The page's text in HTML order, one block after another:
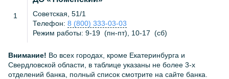
1
Советская, 51/1
Телефон: 8 (800) 333-03-03
Режим работы: 9-19(пн-пт), 10-17 (сб)
Внимание! Во всех городах, кроме Екатеринбурга и
Свердловской области, в таблице указаны не более 3-х
отделений банка, полный список смотрите на сайте банка.